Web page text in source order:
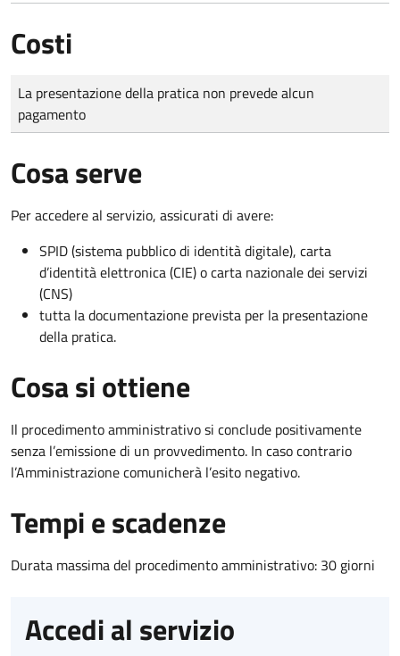
Costi
Tipo di pagamento
Importo
La presentazione della pratica non prevede alcun
pagamento
Cosa serve
Per accedere al servizio, assicurati di avere:
SPID (sistema pubblico di identità digitale), carta
d’identità elettronica (CIE) o carta nazionale dei servizi
(CNS)
tutta la documentazione prevista per la presentazione
della pratica.
Cosa si ottiene
Il procedimento amministrativo si conclude positivamente
senza l’emissione di un provvedimento. In caso contrario
l’Amministrazione comunicherà l’esito negativo.
Tempi e scadenze
Durata massima del procedimento amministrativo: 30 giorni
Accedi al servizio